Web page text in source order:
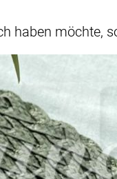
haben möchte,